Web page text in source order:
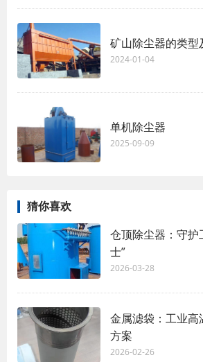
矿山除尘器的类型
2024-01-04
单机除尘器
2025-09-09
猜你喜欢
仓顶除尘器：守护
士”
2026-03-28
金属滤袋：工业
方案
2026-02-26